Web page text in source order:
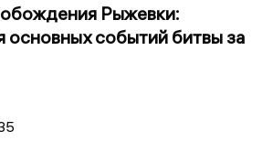
Рыжевки:
основных событий битвы за